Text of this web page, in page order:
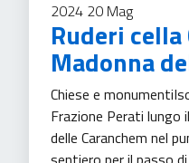
2024 20 Mag
Ruderi
Madonna
Chiese e
Frazione Perati lungo
delle Caranchem nel